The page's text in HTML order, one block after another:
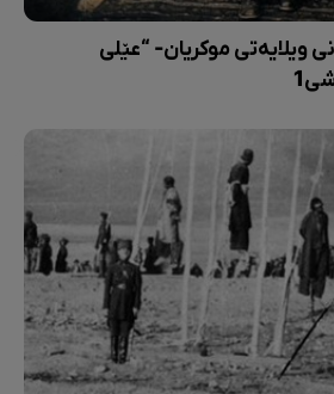
ویلایەتی موکریان- “عێلی